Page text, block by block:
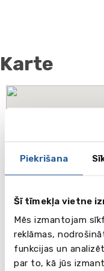
Piekrišana
Šī tīmekļa vietne
Mēs izmantojam
reklāmas,
funkcijas un
par to, kā jūs
Karte